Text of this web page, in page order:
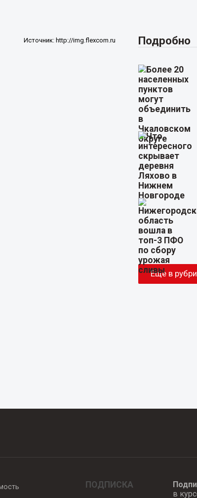
Источник: http://img.flexcom.ru Подробно
Еще в
ПОДПИСКА
в